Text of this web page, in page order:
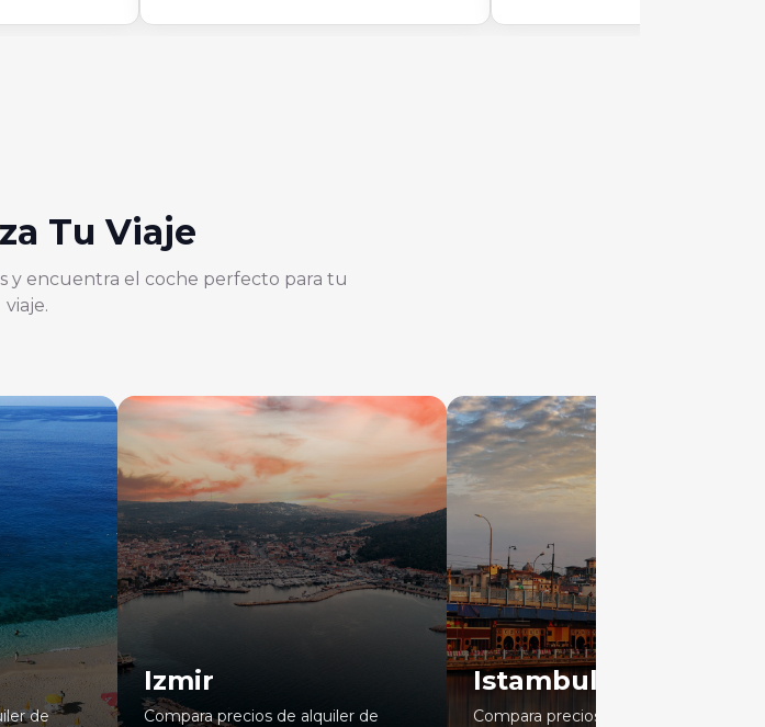
Tu Viaje
y encuentra el coche perfecto para tu
viaje.
de
Izmir
Compara precios de alquiler de
Istambul
Compara precios de alquiler de